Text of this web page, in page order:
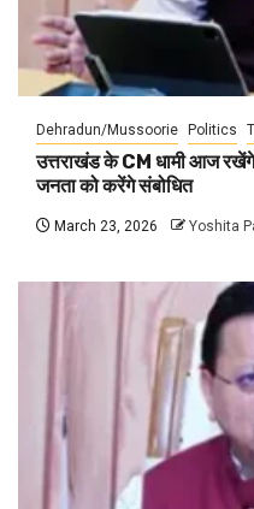
Dehradun/Mussoorie Politics
उत्तराखंड के CM धामी आज रखेंगे
जनता को करेंगे संबोधित
March 23, 2026 Yoshita